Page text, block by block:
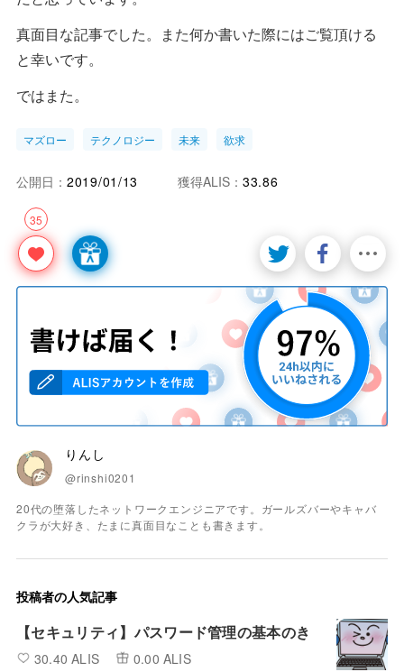
真面目な記事でした。また何か書いた際にはご覧頂ける
と幸いです。
ではまた。
マズロー テクノロジー 未来 欲求
35
公開日： 2019/01/13 獲得ALIS： 33.86
りんし
@rinshi0201
20代の堕落したネットワークエンジニアです。ガールズバーやキャバ
クラが大好き、たまに真面目なことも書きます。
投稿者の人気記事
【セキュリティ】パスワード管理の基本のき
30.40 ALIS 0.00 ALIS